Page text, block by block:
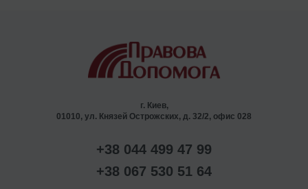
г. Киев,
01010, ул. Князей Острожских, д. 32/2, офис 028
+38 044 499 47 99
+38 067 530 51 64